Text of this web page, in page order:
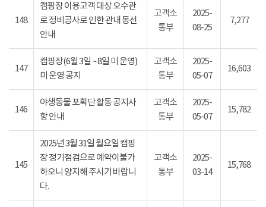
148
캠핑장 이용고객 대상 오수관
로 정비공사로 인한 관내 동선
안내
고객소
통부
2025-
08-25
7,277
147
캠핑장(6월 3일 ~ 8일 미 운영)
미 운영 공지
고객소
통부
2025-
05-07
16,603
146
야생동물 포획단 활동 공지사
항 안내
고객소
통부
2025-
05-07
15,782
145
2025년 3월 31일 월요일 캠핑
장 정기점검으로 예약이불가
하오니 양지해 주시기 바랍니
다.
고객소
통부
2025-
03-14
15,768